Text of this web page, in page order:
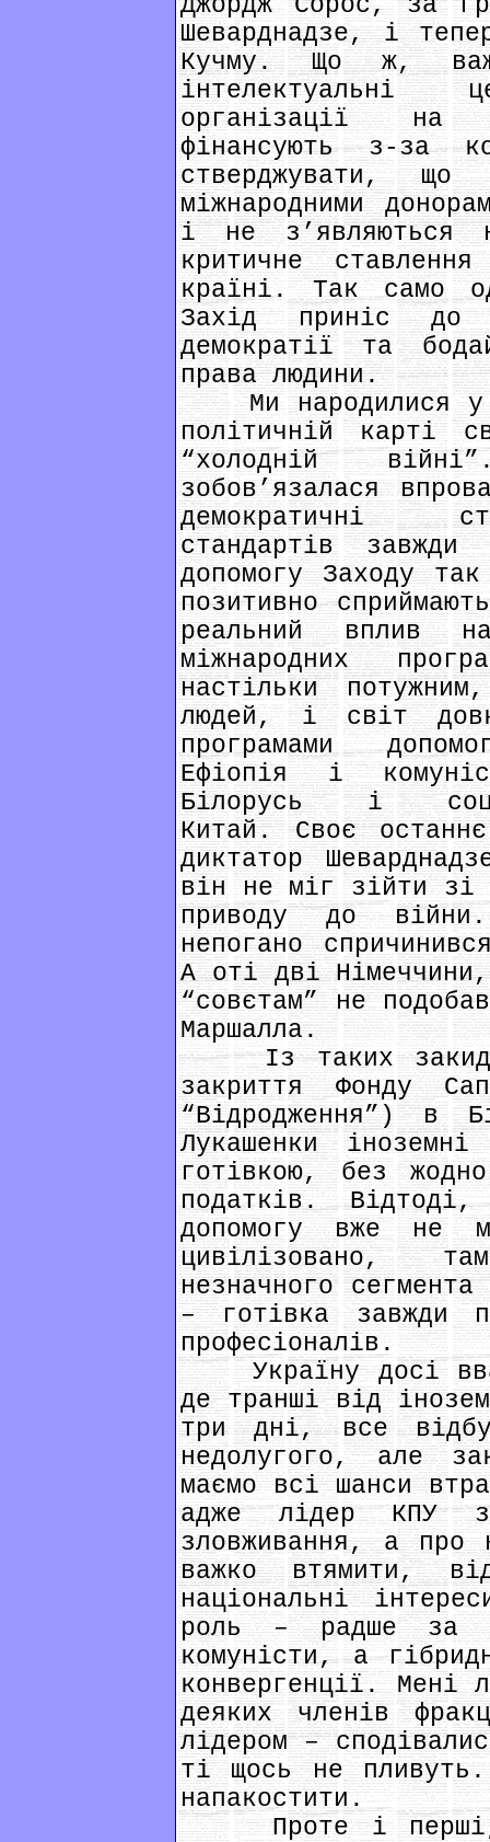
Шеварднадзе, і
Кучму. Що ж,
організації на
фінансують з-за
стверджувати,
міжнародними
і не з’являються
критичне
країні. Так само
Захід приніс до
демократії та
права людини.
Ми народилися у
політичній карті
“холодній
зобов’язалася
демократичні
стандартів
допомогу Заходу
позитивно
реальний вплив
міжнародних
настільки
людей, і світ
програмами
Ефіопія і
Білорусь і
Китай. Своє
диктатор
він не міг зійти зі
приводу до
непогано
А оті дві
“совєтам” не
Маршалла.
Із таких закидів
закриття Фонду
“Відродження”) в
Лукашенки
готівкою, без
податків.
допомогу вже не
цивілізовано,
незначного сегмента
– готівка завжди
професіоналів.
Україну досі
де транші від
три дні, все
недолугого, але
маємо всі шанси
адже лідер КПУ
зловживання, а про
важко втямити,
національні
роль – радше за
комуністи, а
конвергенції. Мені
деяких членів
лідером –
ті щось не
напакостити.
Проте і перші,